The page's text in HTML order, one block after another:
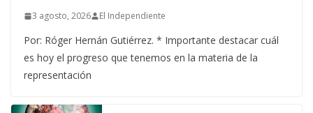
3 agosto, 2026 El Independiente
Por: Róger Hernán Gutiérrez. * Importante destacar cuál
es hoy el progreso que tenemos en la materia de la
representación